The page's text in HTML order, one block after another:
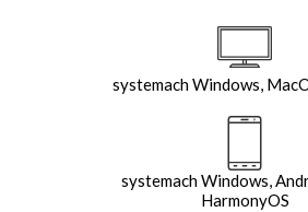
systemach Windows,
systemach Windows,
HarmonyOS